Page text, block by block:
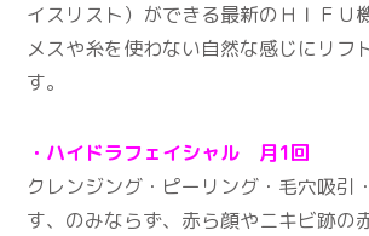
イスリスト）ができる最新のＨＩＦＵ
メスや糸を使わない自然な感じにリフ
す。
・ハイドラフェイシャル 月1回
クレンジング・ピーリング・毛穴吸引
す、のみならず、赤ら顔やニキビ跡の